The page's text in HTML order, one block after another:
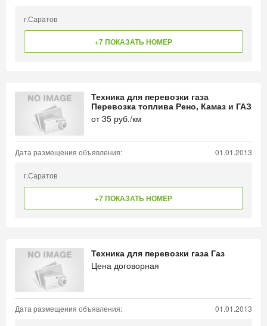
г.Саратов
+7 ПОКАЗАТЬ НОМЕР
Техника для перевозки газа
Перевозка топлива Рено, Камаз и ГАЗ
от35 руб./км
Дата размещения объявления: 01.01.2013
г.Саратов
+7 ПОКАЗАТЬ НОМЕР
Техника для перевозки газа Газ
Цена договорная
Дата размещения объявления: 01.01.2013